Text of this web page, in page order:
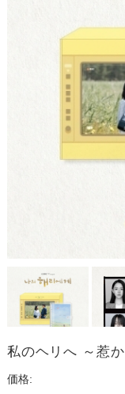
私のヘリへ ～惹
価格: